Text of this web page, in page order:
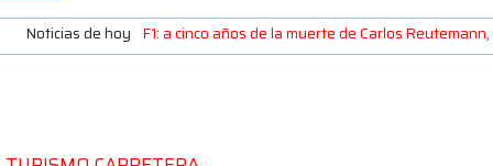
Noticias de hoy F1: a cinco años de la muerte de Carlos